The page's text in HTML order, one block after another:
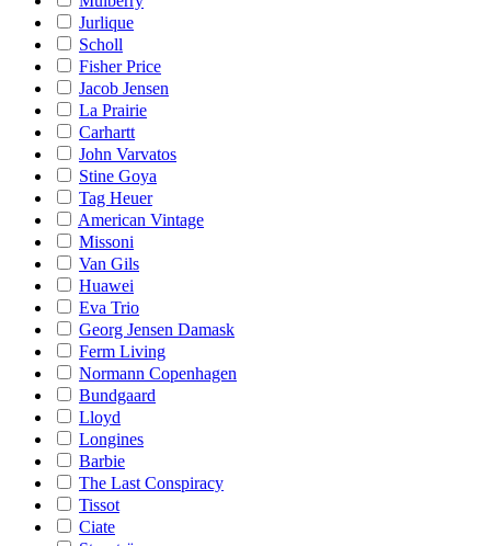
Jurlique
Scholl
Fisher Price
Jacob Jensen
La Prairie
Carhartt
John Varvatos
Stine Goya
Tag Heuer
American Vintage
Missoni
Van Gils
Huawei
Eva Trio
Georg Jensen Damask
Ferm Living
Normann Copenhagen
Bundgaard
Lloyd
Longines
Barbie
The Last Conspiracy
Tissot
Ciate